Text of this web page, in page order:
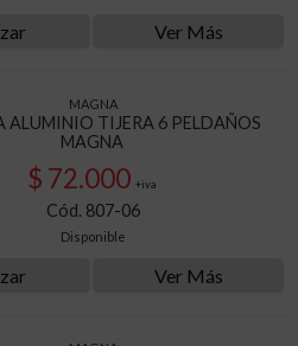
Ver Más
MAGNA
ALUMINIO TIJERA 6 PELDAÑOS
MAGNA
$ 72.000 +iva
Cód. 807-06
Disponible
Ver Más